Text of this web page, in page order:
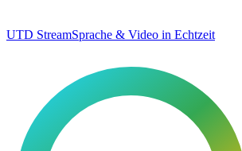
UTD StreamSprache & Video in Echtzeit